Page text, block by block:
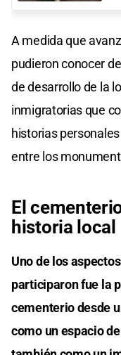
A medida que
pudieron conocer
de desarrollo de la
inmigratorias que
historias
entre los
El
historia local
Uno de los
participaron fue la
cementerio desde
como un espacio